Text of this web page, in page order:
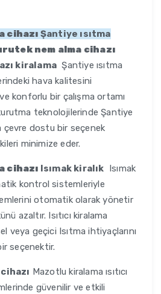
cihazı Şantiye ısıtma
nem alma cihazı
kiralama Şantiye ısıtma
hava kalitesini
konforlu bir çalışma ortamı
teknolojilerinde Şantiye
çevre dostu bir seçenek
minimize eder.
cihazı Isımak kiralık Isımak
kontrol sistemleriyle
otomatik olarak yönetir
azaltır. Isıtıcı kiralama
veya geçici Isıtma ihtiyaçlarını
seçenektir.
Mazotlu kiralama ısıtıcı
güvenilir ve etkili